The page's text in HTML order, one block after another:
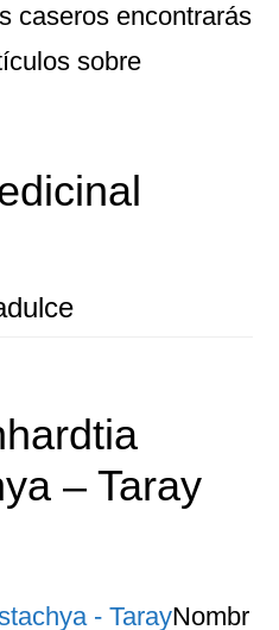
caseros encontrarás
sobre
– Taray
Nombr